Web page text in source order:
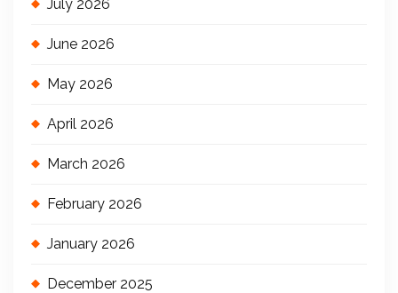
July 2026
June 2026
May 2026
April 2026
March 2026
February 2026
January 2026
December 2025